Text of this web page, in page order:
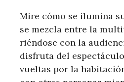
Mire cómo se ilumina
se mezcla entre la
riéndose con la
disfruta del
vueltas por la